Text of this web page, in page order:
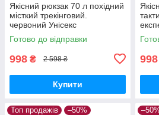
Якісний рюкзак 70 л похідний
місткий трекінговий.
червоний Унісекс
Готово до відправки
998 ₴ 2 598 ₴
Купити
998
Топ продажів –50%